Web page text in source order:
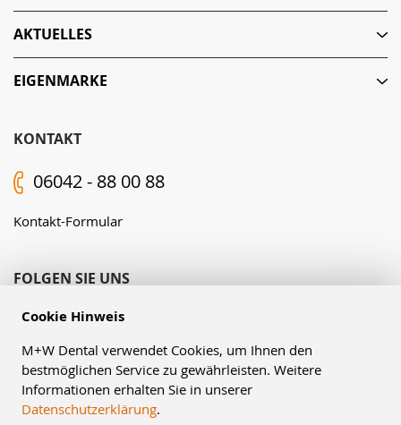
Cookie Hinweis
M+W Dental verwendet Cookies, um Ihnen den
bestmöglichen Service zu gewährleisten. Weitere
Informationen erhalten Sie in unserer
Datenschutzerklärung.
KONTAKT
06042 - 88 00 88
Kontakt-Formular
FOLGEN SIE UNS
AKTUELLES
EIGENMARKE